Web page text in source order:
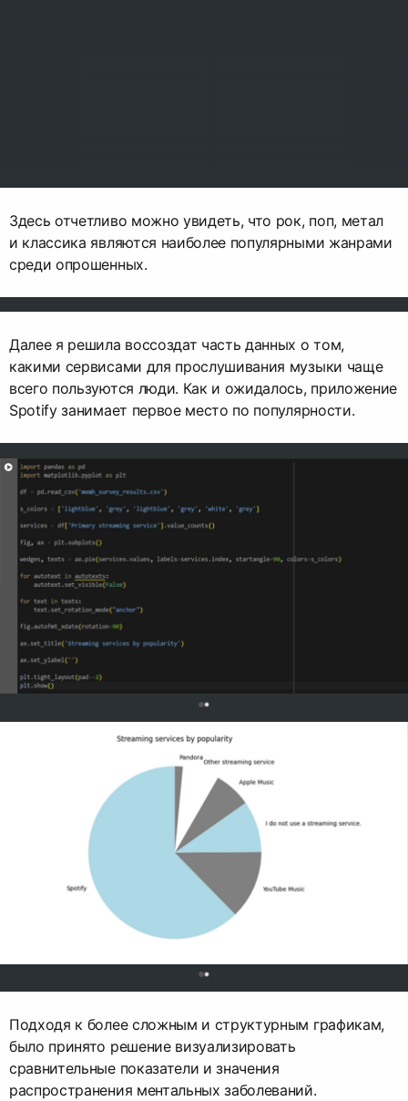
Здесь отчетливо можно увидеть, что рок, поп, метал
и классика являются наиболее популярными жанрами
среди опрошенных.
Далее я решила воссоздат часть данных о том,
какими сервисами для прослушивания музыки чаще
всего пользуются люди. Как и ожидалось, приложение
Spotify занимает первое место по популярности.
Подходя к более сложным и структурным графикам,
было принято решение визуализировать
сравнительные показатели и значения
распространения ментальных заболеваний.